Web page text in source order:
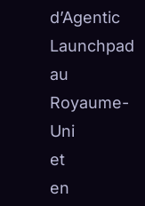
d’Agentic
Launchpad
au
Royaume-
Uni
et
en